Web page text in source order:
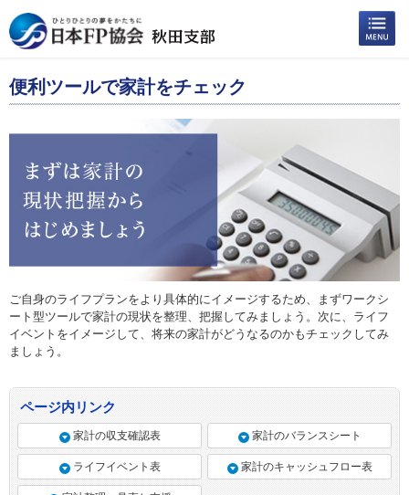
便利ツールで家計をチェック
ご自身のライフプランをより具体的にイメージするため、まずワークシ
ート型ツールで家計の現状を整理、把握してみましょう。次に、ライフ
イベントをイメージして、将来の家計がどうなるのかもチェックしてみ
ましょう。
ページ内リンク
家計の収支確認表 家計のバランスシート
ライフイベント表 家計のキャッシュフロー表